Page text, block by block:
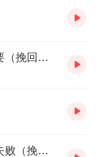
7挽回爱情的秘诀当中，最后一条尤为重要（挽回爱情干货）
9挽回爱情的时候你做错了这一点，注定失败（挽回爱情干货）